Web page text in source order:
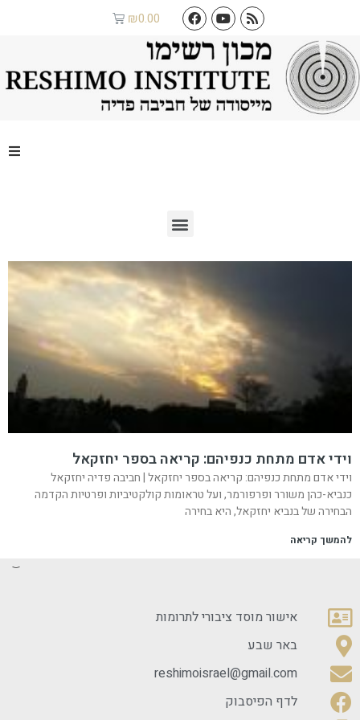
₪0.00
וידי אדם מתחת כנפיהם: קריאה בספר יחזקאל
וידי אדם מתחת כנפיהם: קריאה בספר יחזקאל | חביבה פדיה יחזקאל
כנביא-כהן משורר ופרפורמר, ועל טראומות קולקטיביות ופרטיות הקדמה
הבחירה של בנביא יחזקאל, היא בחירה
להמשך קריאה
אישור מוסד ציבורי לתרומות
באר שבע
reshimoisrael@gmail.com
לדף הפיסבוק